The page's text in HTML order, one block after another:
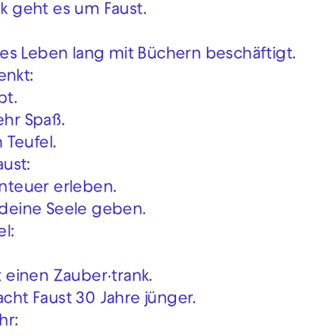
geht es um Faust.
Leben lang mit Büchern beschäftigt.
Spaß.
Teufel.
erleben.
Seele geben.
Zauber∙trank.
Faust 30 Jahre jünger.